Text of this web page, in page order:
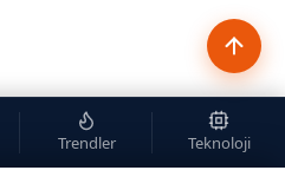
Trendler Teknoloji